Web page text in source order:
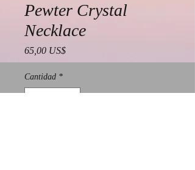
Pewter Crystal
Necklace
65,00 US$Precio
Cantidad *